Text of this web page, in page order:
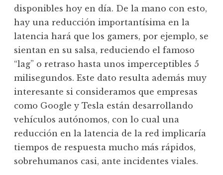
disponibles hoy en día. De la mano con esto,
hay una reducción importantísima en la
latencia hará que los gamers, por ejemplo, se
sientan en su salsa, reduciendo el famoso
“lag” o retraso hasta unos imperceptibles 5
milisegundos. Este dato resulta además muy
interesante si consideramos que empresas
como Google y Tesla están desarrollando
vehículos autónomos, con lo cual una
reducción en la latencia de la red implicaría
tiempos de respuesta mucho más rápidos,
sobrehumanos casi, ante incidentes viales.